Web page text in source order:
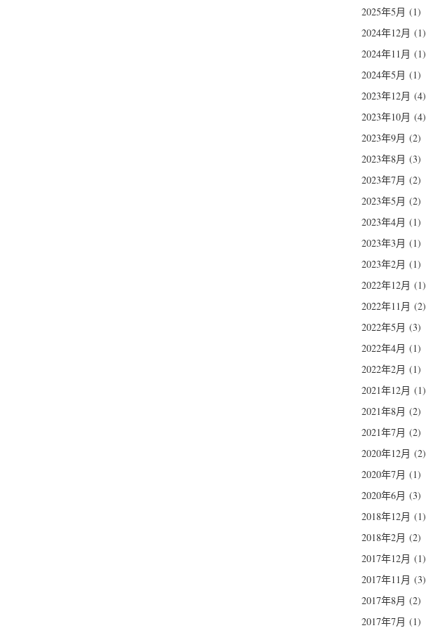
2025年5月 (1)
2024年12月 (1)
2024年11月 (1)
2024年5月 (1)
2023年12月 (4)
2023年10月 (4)
2023年9月 (2)
2023年8月 (3)
2023年7月 (2)
2023年5月 (2)
2023年4月 (1)
2023年3月 (1)
2023年2月 (1)
2022年12月 (1)
2022年11月 (2)
2022年5月 (3)
2022年4月 (1)
2022年2月 (1)
2021年12月 (1)
2021年8月 (2)
2021年7月 (2)
2020年12月 (2)
2020年7月 (1)
2020年6月 (3)
2018年12月 (1)
2018年2月 (2)
2017年12月 (1)
2017年11月 (3)
2017年8月 (2)
2017年7月 (1)